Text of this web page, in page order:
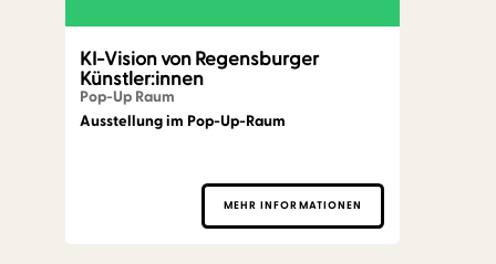
KI-Vision von Regensburger
Künstler:innen
Pop-Up Raum
Ausstellung im Pop-Up-Raum
MEHR INFORMATIONEN